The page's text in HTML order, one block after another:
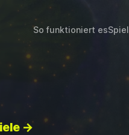
So funktioniert es
→